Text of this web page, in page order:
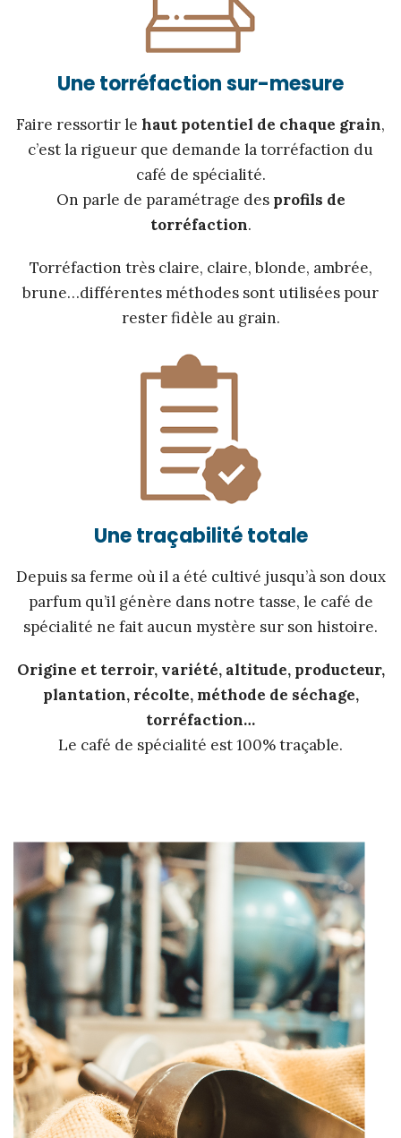
Une torréfaction sur-mesure
Faire ressortir le haut potentiel de chaque grain,
c’est la rigueur que demande la torréfaction du
café de spécialité.
On parle de paramétrage des profils de
torréfaction.
Torréfaction très claire, claire, blonde, ambrée,
brune…différentes méthodes sont utilisées pour
rester fidèle au grain.
Une traçabilité totale
Depuis sa ferme où il a été cultivé jusqu’à son doux
parfum qu’il génère dans notre tasse, le café de
spécialité ne fait aucun mystère sur son histoire.
Origine et terroir, variété, altitude, producteur,
plantation, récolte, méthode de séchage,
torréfaction…
Le café de spécialité est 100% traçable.